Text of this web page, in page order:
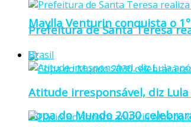
Maylla Venturin conquista o
Copa do Mundo 2030
Prefeitura de Santa Teresa
Brasil
Atitude irresponsável, diz